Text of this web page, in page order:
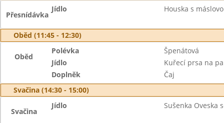
Přesnídávka
Jídlo Houska s
Oběd (11:45 - 12:30)
Oběd
Polévka
Špenátová
Jídlo
Kuřecí prsa na
Doplněk
Čaj
Svačina (14:30 - 15:00)
Svačina
Jídlo Sušenka Oveska